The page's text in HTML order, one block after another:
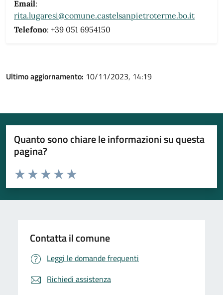
Email:
rita.lugaresi@comune.castelsanpietroterme.bo.it
Telefono: +39 051 6954150
Ultimo aggiornamento: 10/11/2023, 14:19
Quanto sono chiare le informazioni su questa
pagina?
Valuta da 1 a 5 stelle la pagina
Valuta 5 stelle su 5
Valuta 4 stelle su 5
Valuta 3 stelle su 5
Valuta 2 stelle su 5
Valuta 1 stelle su 5
Contatta il comune
Leggi le domande frequenti
Richiedi assistenza